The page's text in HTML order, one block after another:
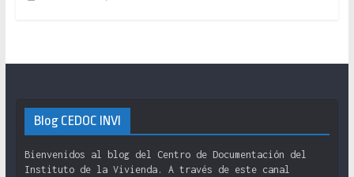
Blog CEDOC INVI
Bienvenidos al blog del Centro de Documentación del
Instituto de la Vivienda. A través de este canal